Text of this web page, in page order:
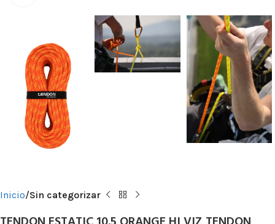
Inicio Sin categorizar